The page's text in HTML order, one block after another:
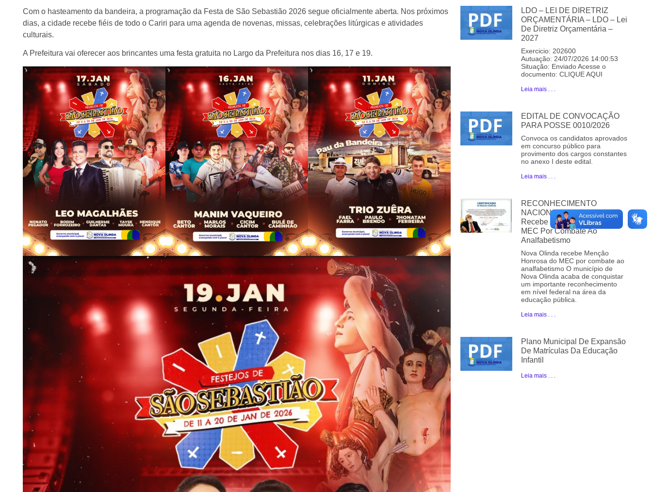
Com o hasteamento da bandeira, a programação da Festa de São Sebastião 2026 segue oficialmente aberta. Nos próximos
dias, a cidade recebe fiéis de todo o Cariri para uma agenda de novenas, missas, celebrações litúrgicas e atividades
culturais.
A Prefeitura vai oferecer aos brincantes uma festa gratuita no Largo da Prefeitura nos dias 16, 17 e 19.
LDO – LEI DE DIRETRIZ
ORÇAMENTÁRIA – LDO – Lei
De Diretriz Orçamentária –
2027
Exercicio: 202600
Autuação: 24/07/2026 14:00:53
Situação: Enviado Acesse o
documento: CLIQUE AQUI
Leia mais . . .
EDITAL DE CONVOCAÇÃO
PARA POSSE 0010/2026
Convoca os candidatos aprovados
em concurso público para
provimento dos cargos constantes
no anexo I deste edital.
Leia mais . . .
RECONHECIMENTO
NACIONAL – Nova Olinda
Recebe Menção Honrosa Do
MEC Por Combate Ao
Analfabetismo
Nova Olinda recebe Menção
Honrosa do MEC por combate ao
analfabetismo O município de
Nova Olinda acaba de conquistar
um importante reconhecimento
em nível federal na área da
educação pública.
Leia mais . . .
Plano Municipal De Expansão
De Matrículas Da Educação
Infantil
Leia mais . . .